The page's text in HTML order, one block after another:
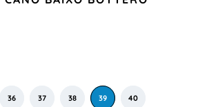
36 37 38 39 40